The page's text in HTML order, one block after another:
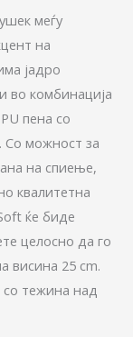
меѓу
на
јадро
во комбинација
пена со
Со можност за
на спиење,
квалитетна
ќе биде
целосно да го
висина 25 cm.
со тежина над